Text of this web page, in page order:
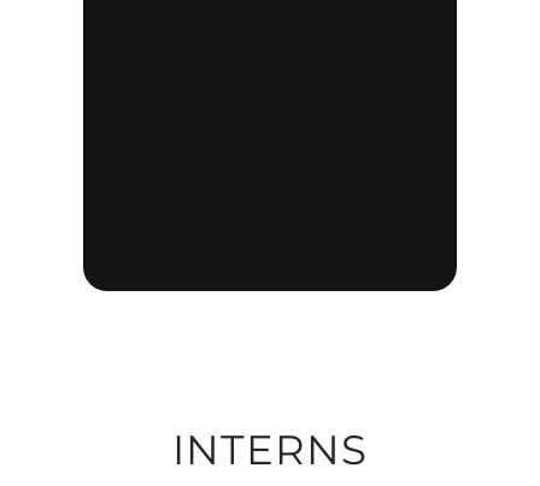
INTERNS